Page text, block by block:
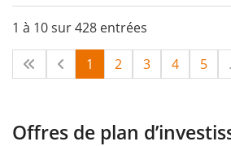
1 à 10 sur 428 entrées
1 2 3 4 5
Offres de plan